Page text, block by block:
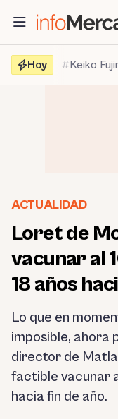
contenido
Hoy
Keiko
ACTUALIDAD
Loret de
vacunar al
18 años
Lo que en
imposible, ahora
director de
factible vacunar
hacia fin de año.